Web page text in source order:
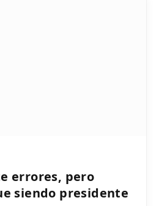
errores, pero
siendo presidente